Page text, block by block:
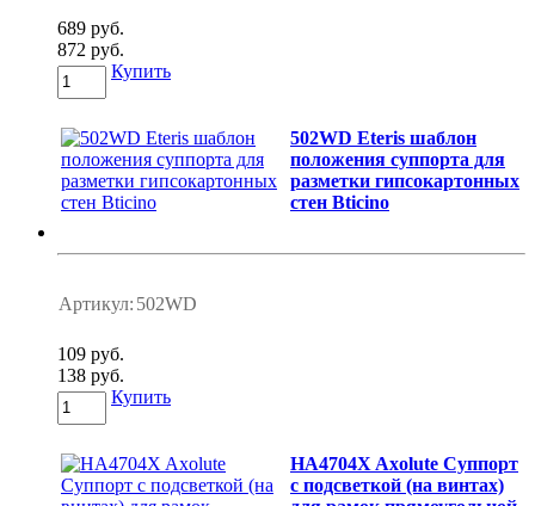
689 руб.
872 руб.
Купить
502WD Eteris шаблон
положения суппорта для
разметки гипсокартонных
стен Bticino
Артикул: 502WD
109 руб.
138 руб.
Купить
HA4704X Axolute Суппорт
с подсветкой (на винтах)